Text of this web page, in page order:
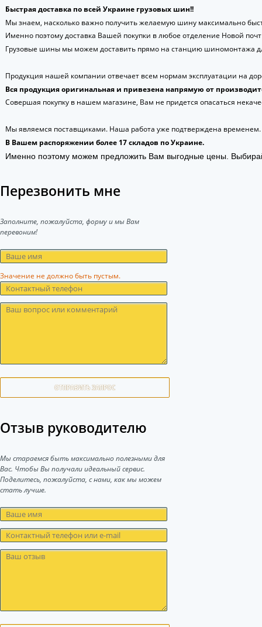
Быстрая доставка по всей Украине грузовых шин!!
Мы знаем, насколько важно получить желаемую шину максимально
Именно поэтому доставка Вашей покупки в любое отделение Новой
Грузовые шины мы можем доставить прямо на станцию шиномонтажа
Продукция нашей компании отвечает всем нормам эксплуатации на
Вся продукция оригинальная и привезена напрямую от
Совершая покупку в нашем магазине, Вам не придется опасаться
Мы являемся поставщиками. Наша работа уже подтверждена временем.
В Вашем распоряжении более 17 складов по Украине.
Именно поэтому можем предложить Вам выгодные цены.
Перезвонить мне
Заполните, пожалуйста, форму и мы Вам
перевоним!
Значение не должно быть пустым.
ОТПРАВИТЬ ЗАПРОС
Отзыв руководителю
Мы стараемся быть максимально полезными для
Вас. Чтобы Вы получали идеальный сервис.
Поделитесь, пожалуйста, с нами, как мы можем
стать лучше.